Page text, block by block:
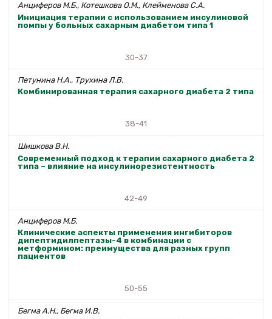
Анциферов М.Б., Котешкова О.М., Клейменова С.А.
Инициация терапии с использованием инсулиновой
помпы у больных сахарным диабетом типа 1
30-37
Петунина Н.А., Трухина Л.В.
Комбинированная терапия сахарного диабета 2 типа
38-41
Шишкова В.Н.
Современный подход к терапии сахарного диабета 2
типа – влияние на инсулинорезистентность
42-49
Анциферов М.Б.
Клинические аспекты применения ингибиторов
дипептидилпептазы-4 в комбинации с
метформином: преимущества для разных групп
пациентов
50-55
Бегма А.Н., Бегма И.В.